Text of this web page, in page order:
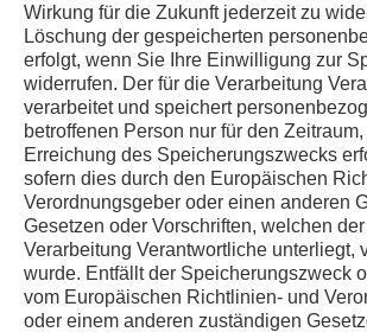
Wirkung für die Zukunft jederzeit zu
Löschung der gespeicherten
erfolgt, wenn Sie Ihre Einwilligung zur
widerrufen. Der für die Verarbeitung
verarbeitet und speichert
betroffenen Person nur für den
Erreichung des Speicherungszwecks
sofern dies durch den Europäischen
Verordnungsgeber oder einen anderen
Gesetzen oder Vorschriften, welchen
Verarbeitung Verantwortliche unterliegt,
wurde. Entfällt der Speicherungszweck
vom Europäischen Richtlinien- und
oder einem anderen zuständigen